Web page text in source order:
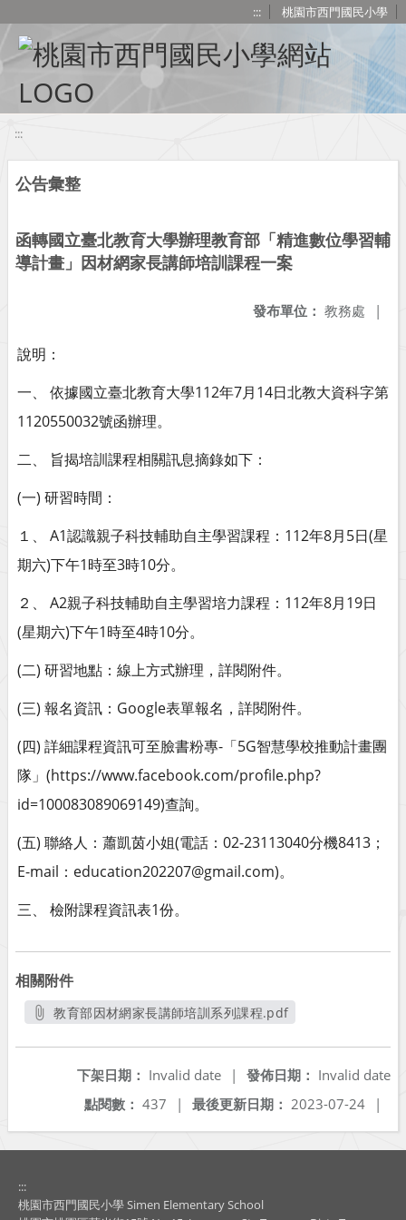
::: 桃園市西門國民小學
:::
公告彙整
函轉國立臺北教育大學辦理教育部「精進數位學習輔
導計畫」因材網家長講師培訓課程一案
發布單位： 教務處 |
說明：
一、 依據國立臺北教育大學112年7月14日北教大資科字第
1120550032號函辦理。
二、 旨揭培訓課程相關訊息摘錄如下：
(一) 研習時間：
１、 A1認識親子科技輔助自主學習課程：112年8月5日(星
期六)下午1時至3時10分。
２、 A2親子科技輔助自主學習培力課程：112年8月19日
(星期六)下午1時至4時10分。
(二) 研習地點：線上方式辦理，詳閱附件。
(三) 報名資訊：Google表單報名，詳閱附件。
(四) 詳細課程資訊可至臉書粉專-「5G智慧學校推動計畫團
隊」(https://www.facebook.com/profile.php?
id=100083089069149)查詢。
(五) 聯絡人：蕭凱茵小姐(電話：02-23113040分機8413；
E-mail：education202207@gmail.com)。
三、 檢附課程資訊表1份。
相關附件
教育部因材網家長講師培訓系列課程.pdf
發佈日期： Invalid date
下架日期： Invalid date
|
最後更新日期： 2023-07-24 |
點閱數： 437 |
:::
桃園市西門國民小學 Simen Elementary School